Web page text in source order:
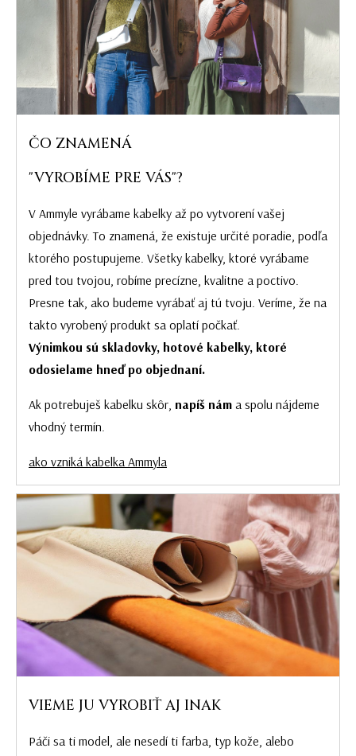
ČO ZNAMENÁ
"VYROBÍME PRE VÁS"?
V Ammyle vyrábame kabelky až po vytvorení vašej
objednávky. To znamená, že existuje určité poradie, podľa
ktorého postupujeme. Všetky kabelky, ktoré vyrábame
pred tou tvojou, robíme precízne, kvalitne a poctivo.
Presne tak, ako budeme vyrábať aj tú tvoju. Veríme, že na
takto vyrobený produkt sa oplatí počkať.
Výnimkou sú skladovky, hotové kabelky, ktoré
odosielame hneď po objednaní.
Ak potrebuješ kabelku skôr, napíš nám a spolu nájdeme
vhodný termín.
ako vzniká kabelka Ammyla
VIEME JU VYROBIŤ AJ INAK
Páči sa ti model, ale nesedí ti farba, typ kože, alebo